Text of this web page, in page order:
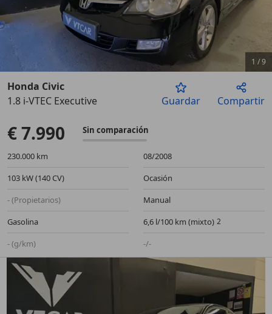
Anterior
1 /9
Honda Civic
1.8 i-VTEC Executive
Guardar Compartir
€ 7.990 Sin comparación
230.000 km
08/2008
103 kW (140 CV)
Ocasión
- (Propietarios)
Manual
Gasolina
6,6 l/100 km (mixto)
- (g/km)
-/-